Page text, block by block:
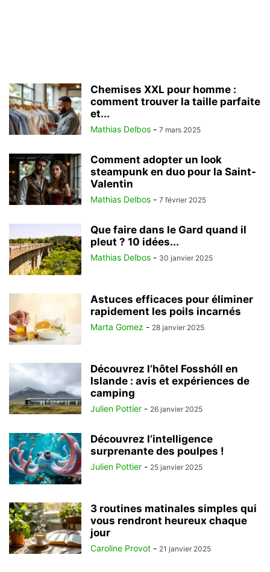
Chemises XXL pour homme :
comment trouver la taille parfaite
et...
Mathias Delbos - 7 mars 2025
Comment adopter un look
steampunk en duo pour la Saint-
Valentin
Mathias Delbos - 7 février 2025
Que faire dans le Gard quand il
pleut ? 10 idées...
Mathias Delbos - 30 janvier 2025
Astuces efficaces pour éliminer
rapidement les poils incarnés
Marta Gomez - 28 janvier 2025
Découvrez l’hôtel Fosshóll en
Islande : avis et expériences de
camping
Julien Pottier - 26 janvier 2025
Découvrez l’intelligence
surprenante des poulpes !
Julien Pottier - 25 janvier 2025
3 routines matinales simples qui
vous rendront heureux chaque
jour
Caroline Provot - 21 janvier 2025